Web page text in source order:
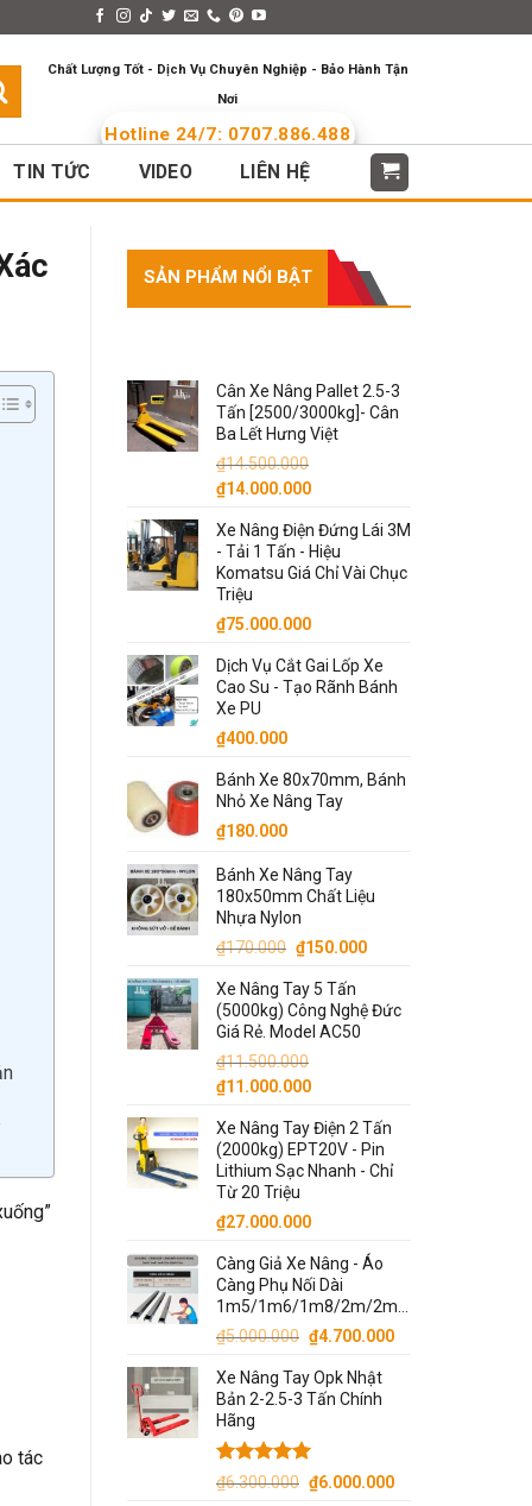
Chất Lượng Tốt - Dịch Vụ Chuyên Nghiệp - Bảo Hành Tận
Nơi
Hotline 24/7: 0707.886.488
TIN TỨC VIDEO LIÊN HỆ
tác
SẢN PHẨM NỔI BẬT
Cân Xe Nâng Pallet 2.5-3
Tấn [2500/3000kg]- Cân
Ba Lết Hưng Việt
₫14.500.000
Giá
là:
₫14.500.000.
₫14.000.000Giá
tại
là:
₫14.000.000.
Xe Nâng Điện Đứng Lái 3M
- Tải 1 Tấn - Hiệu
Komatsu Giá Chỉ Vài Chục
Triệu
₫75.000.000
Dịch Vụ Cắt Gai Lốp Xe
Cao Su - Tạo Rãnh Bánh
Xe PU
₫400.000
Bánh Xe 80x70mm, Bánh
Nhỏ Xe Nâng Tay
₫180.000
Bánh Xe Nâng Tay
180x50mm Chất Liệu
Nhựa Nylon
₫170.000 Giá
là:
₫170.000.
₫150.000Giá
là:
Xe Nâng Tay 5 Tấn
(5000kg) Công Nghệ Đức
Giá Rẻ. Model AC50
₫11.500.000
Giá
là:
₫11.500.000.
₫11.000.000Giá
tại
là:
₫11.000.000.
Xe Nâng Tay Điện 2 Tấn
(2000kg) EPT20V - Pin
Lithium Sạc Nhanh - Chỉ
Từ 20 Triệu
₫27.000.000
Càng Giả Xe Nâng - Áo
Càng Phụ Nối Dài
1m5/1m6/1m8/2m/2m2/2m5/3m
₫5.000.000 Giá
là:
₫5.000.000.
₫4.700.000Giá
Xe Nâng Tay Opk Nhật
Bản 2-2.5-3 Tấn Chính
Hãng
Được xếp
₫6.300.000 Giá
₫6.000.000Giá